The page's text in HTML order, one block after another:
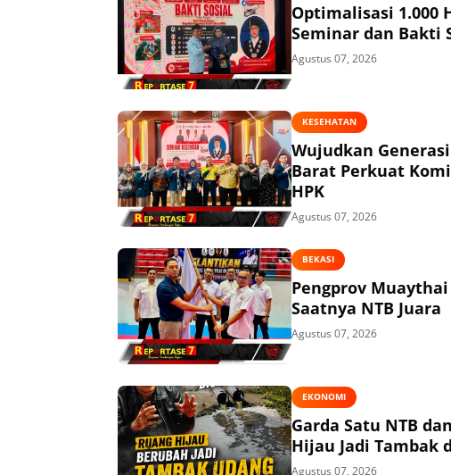
Optimalisasi 1.000
Seminar dan Bakti
Agustus 07, 2026
KESEHATAN
Wujudkan
Barat Perkuat
HPK
Agustus 07, 2026
BEKASI
Pengprov
Saatnya NTB Juara
Agustus 07, 2026
EKONOMI
Garda Satu NTB
Hijau Jadi Tambak
Agustus 07, 2026